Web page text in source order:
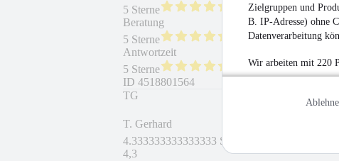
Zielgruppen und
B. IP-Adresse) ohne
Datenverarbeitung
Wir arbeiten mit 220
5 Sterne
Beratung
5 Sterne
Antwortzeit
5 Sterne
Fahrzeug wie
ID 4518801564
TG
T. Gerhard
4.333333333333333 Sterne
4,3